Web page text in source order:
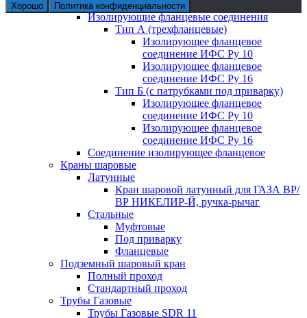
Сгон
Изолирующие фланцевые соединения
Тип А (трехфланцевые)
Изолирующее фланцевое
соединение ИФС Ру 10
Изолирующее фланцевое
соединение ИФС Ру 16
Тип Б (с патрубками под приварку)
Изолирующее фланцевое
соединение ИФС Ру 10
Изолирующее фланцевое
соединение ИФС Ру 16
Соединение изолирующее фланцевое
Краны шаровые
Латунные
Кран шаровой латунный для ГАЗА ВР/
ВР НИКЕЛИР-Й, ручка-рычаг
Стальные
Муфтовые
Под приварку
Фланцевые
Подземный шаровый кран
Полный проход
Стандартный проход
Трубы Газовые
Трубы Газовые SDR 11
Хорошо Политика конфиденциальности